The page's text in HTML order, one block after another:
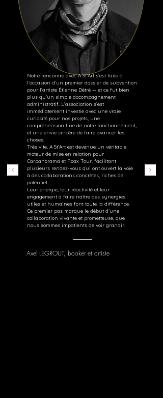
Notre rencontre avec A St'Art s’est faite à
l’occasion d’un premier dossier de subvention
pour l’artiste Étienne Détré — et ce fut bien
plus qu’un simple accompagnement
administratif. L'association s’est
immédiatement investie avec une vraie
curiosité pour nos projets, une
compréhension fine de notre fonctionnement,
et une envie sincère de faire avancer les
choses.
Très vite, A St'Art est devenue un véritable
moteur de mise en relation pour
Carpanorama et Roax Tour, facilitant
plusieurs rendez-vous qui ont ouvert la voie
à des collaborations concrètes, riches de
potentiel.
Leur énergie, leur réactivité et leur
engagement à faire naître des synergies
utiles et humaines font toute la différence.
Ce premier pas marque le début d’une
collaboration vivante et prometteuse, que
nous sommes impatients de voir grandir.
Axel LEGROUT, booker et artiste